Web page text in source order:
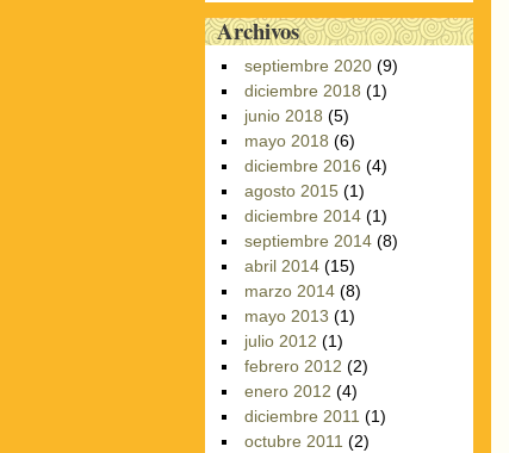
Archivos
septiembre 2020 (9)
diciembre 2018 (1)
junio 2018 (5)
mayo 2018 (6)
diciembre 2016 (4)
agosto 2015 (1)
diciembre 2014 (1)
septiembre 2014 (8)
abril 2014 (15)
marzo 2014 (8)
mayo 2013 (1)
julio 2012 (1)
febrero 2012 (2)
enero 2012 (4)
diciembre 2011 (1)
octubre 2011 (2)